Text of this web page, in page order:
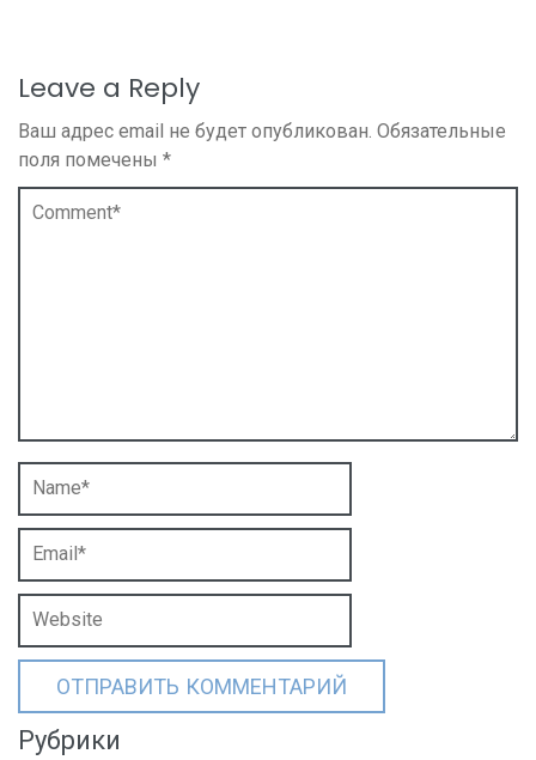
Leave a Reply
Ваш адрес email не будет опубликован. Обязательные
поля помечены *
Рубрики